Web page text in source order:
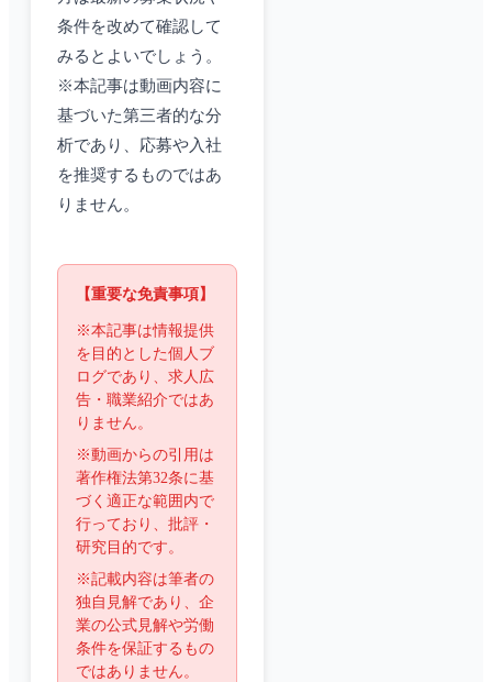
条件を改めて確認して
みるとよいでしょう。
※本記事は動画内容に
基づいた第三者的な分
析であり、応募や入社
を推奨するものではあ
りません。
【重要な免責事項】
※本記事は情報提供
を目的とした個人ブ
ログであり、求人広
告・職業紹介ではあ
りません。
※動画からの引用は
著作権法第32条に基
づく適正な範囲内で
行っており、批評・
研究目的です。
※記載内容は筆者の
独自見解であり、企
業の公式見解や労働
条件を保証するもの
ではありません。